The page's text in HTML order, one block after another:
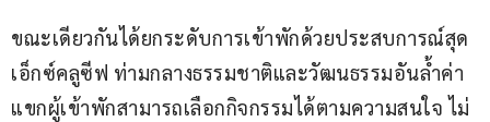
ขณะเดียวกันได้ยกระดับการเข้าพักด้วยประสบการณ์สุด
เอ็กซ์คลูซีฟ ท่ามกลางธรรมชาติและวัฒนธรรมอันล้ำค่า
แขกผู้เข้าพักสามารถเลือกกิจกรรมได้ตามความสนใจ ไม่